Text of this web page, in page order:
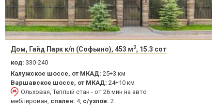
Дом, Гайд Парк к/п (Софьино), 453 м2, 15.3 сот
код: 330-240
Калужское шоссе, от МКАД: 25+3 км
Варшавское шоссе, от МКАД: 24+10 км
Ольховая, Теплый стан - от 26 мин на авто
меблирован, спален: 4, с/узлов: 2